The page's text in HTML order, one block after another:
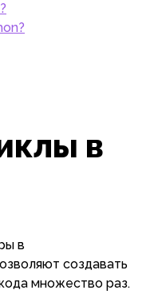
в
в
создавать
множество раз.